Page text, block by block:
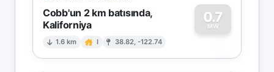
Cobb'un 2 km batısında,
Kaliforniya
1.6 km I 38.82, -122.74
0.7
MW
0